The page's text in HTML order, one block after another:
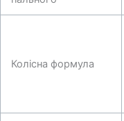
Колісна формула